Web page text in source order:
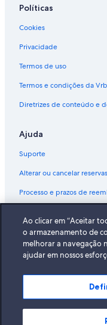
Políticas
Cookies
Privacidade
Termos de uso
Termos e condições da
Diretrizes de conteúdo e
Ajuda
Suporte
Alterar ou cancelar reservas
Processo e prazos de
Documentos para
A Expedia, Inc. não se
© 2026 Expedia, Inc.,
reservados Expedia e o
Ao clicar em “Aceitar
o armazenamento de
melhorar a navegação
ajudar em nossos